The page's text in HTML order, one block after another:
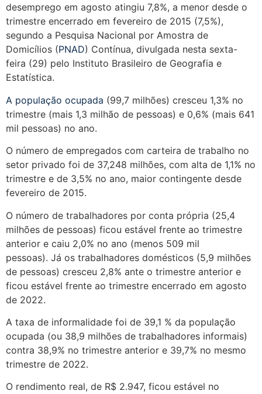
desemprego em agosto atingiu 7,8%, a menor desde o
trimestre encerrado em fevereiro de 2015 (7,5%),
segundo a Pesquisa Nacional por Amostra de
Domicílios (PNAD) Contínua, divulgada nesta sexta-
feira (29) pelo Instituto Brasileiro de Geografia e
Estatística.
A população ocupada (99,7 milhões) cresceu 1,3% no
trimestre (mais 1,3 milhão de pessoas) e 0,6% (mais 641
mil pessoas) no ano.
O número de empregados com carteira de trabalho no
setor privado foi de 37,248 milhões, com alta de 1,1% no
trimestre e de 3,5% no ano, maior contingente desde
fevereiro de 2015.
O número de trabalhadores por conta própria (25,4
milhões de pessoas) ficou estável frente ao trimestre
anterior e caiu 2,0% no ano (menos 509 mil
pessoas). Já os trabalhadores domésticos (5,9 milhões
de pessoas) cresceu 2,8% ante o trimestre anterior e
ficou estável frente ao trimestre encerrado em agosto
de 2022.
A taxa de informalidade foi de 39,1 % da população
ocupada (ou 38,9 milhões de trabalhadores informais)
contra 38,9% no trimestre anterior e 39,7% no mesmo
trimestre de 2022.
O rendimento real, de R$ 2.947, ficou estável no